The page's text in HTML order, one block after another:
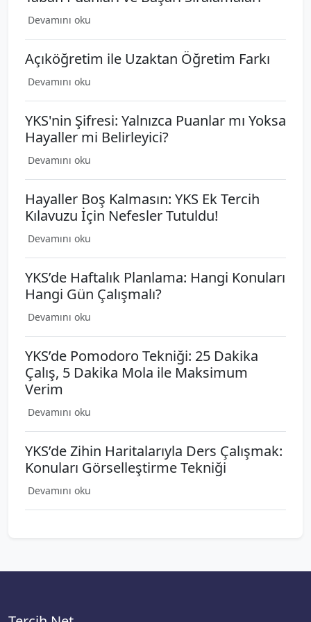
Devamını oku
Açıköğretim ile Uzaktan Öğretim Farkı
Devamını oku
YKS'nin Şifresi: Yalnızca Puanlar mı Yoksa
Hayaller mi Belirleyici?
Devamını oku
Hayaller Boş Kalmasın: YKS Ek Tercih
Kılavuzu İçin Nefesler Tutuldu!
Devamını oku
YKS’de Haftalık Planlama: Hangi Konuları
Hangi Gün Çalışmalı?
Devamını oku
YKS’de Pomodoro Tekniği: 25 Dakika
Çalış, 5 Dakika Mola ile Maksimum
Verim
Devamını oku
YKS’de Zihin Haritalarıyla Ders Çalışmak:
Konuları Görselleştirme Tekniği
Devamını oku